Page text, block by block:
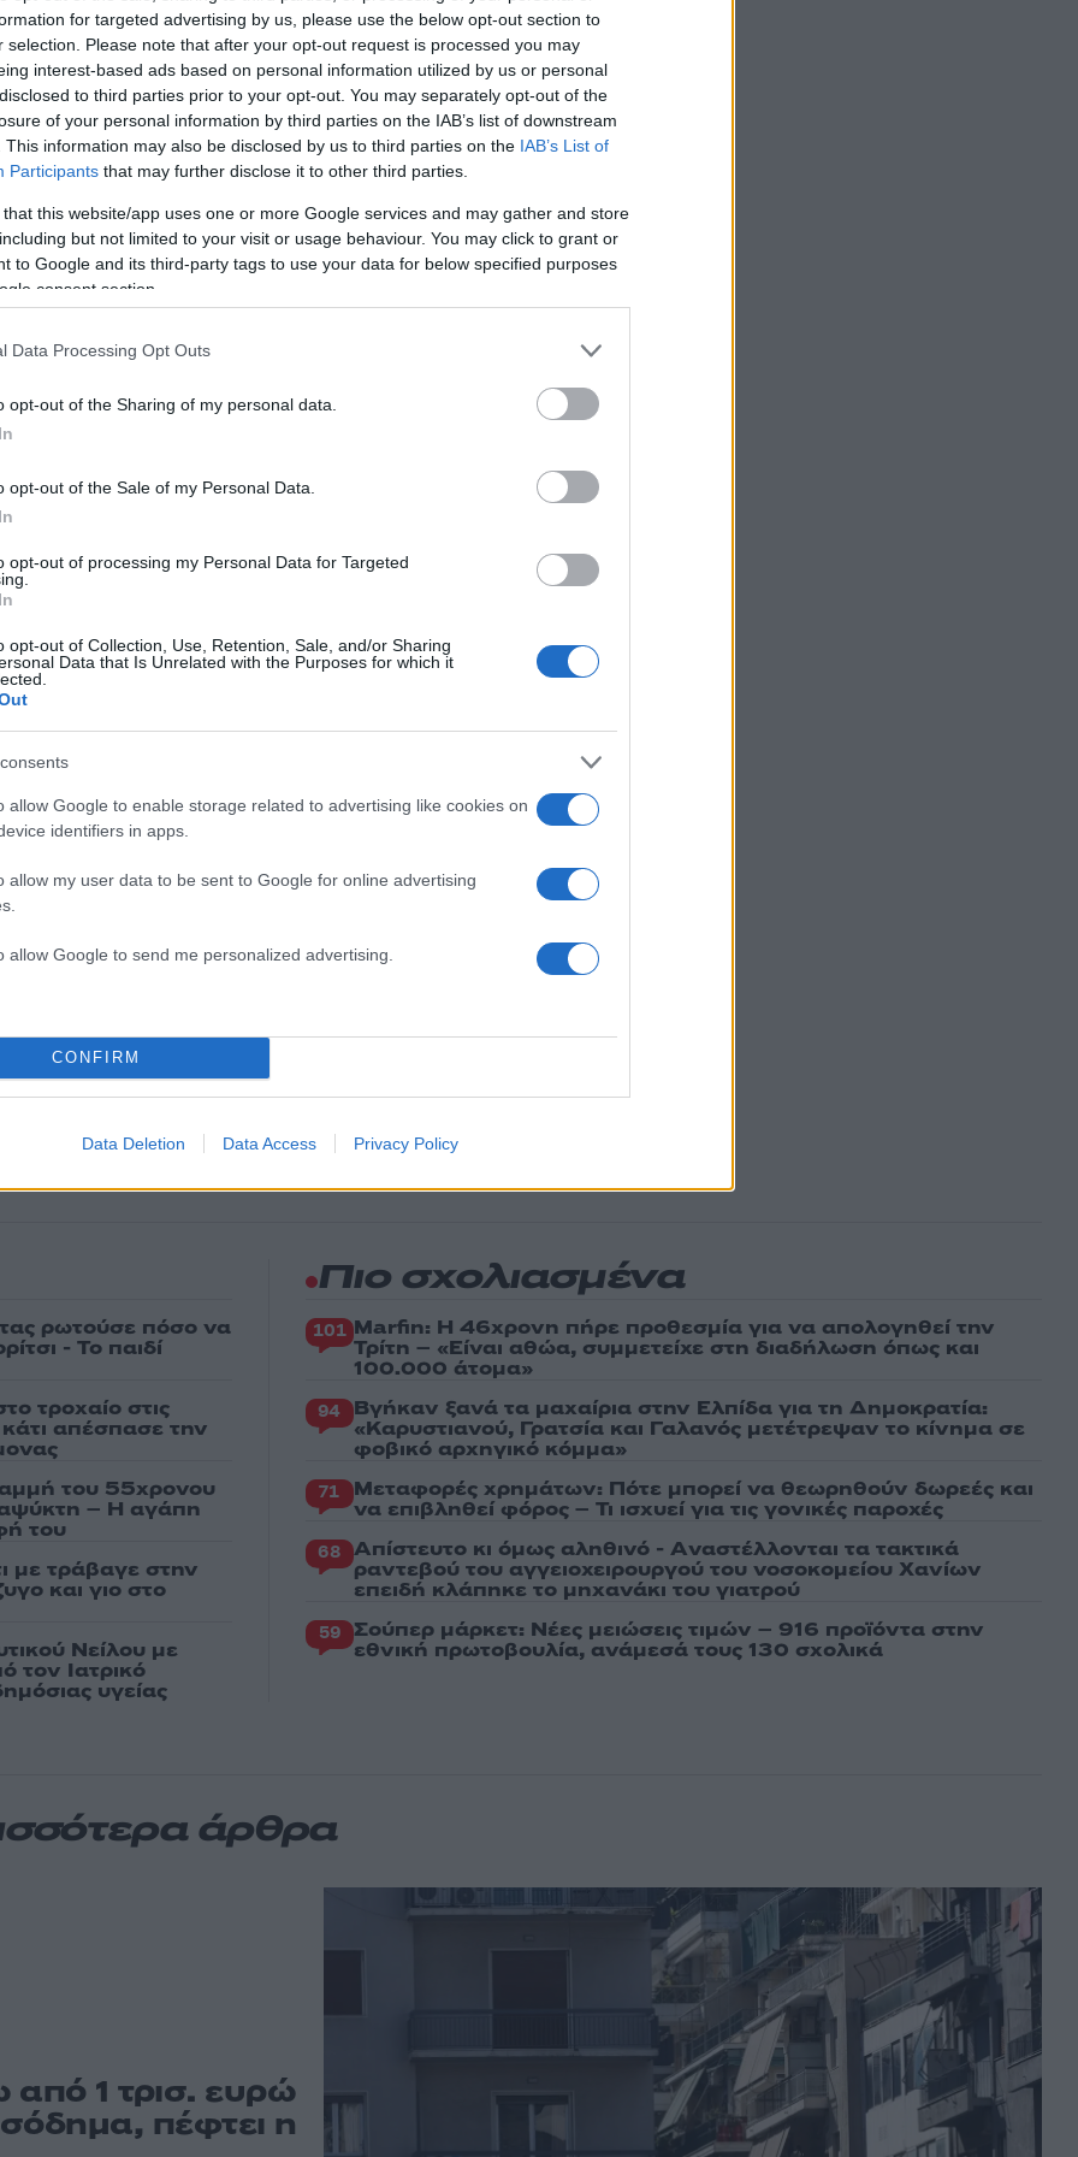
for targeted advertising by us, please use the below opt-out section to
selection. Please note that after your opt-out request is processed you may
interest-based ads based on personal information utilized by us or personal
to third parties prior to your opt-out. You may separately opt-out of the
of your personal information by third parties on the IAB’s list of downstream
This information may also be disclosed by us to third parties on the IAB’s List of
Participants that may further disclose it to other third parties.
that this website/app uses one or more Google services and may gather and store
but not limited to your visit or usage behaviour. You may click to grant or
to Google and its third-party tags to use your data for below specified purposes
consent section.
Data Processing Opt Outs
opt-out of the Sharing of my personal data.
opt-out of the Sale of my Personal Data.
opt-out of processing my Personal Data for Targeted
opt-out of Collection, Use, Retention, Sale, and/or Sharing
Data that Is Unrelated with the Purposes for which it
allow Google to enable storage related to advertising like cookies on
identifiers in apps.
allow my user data to be sent to Google for online advertising
allow Google to send me personalized advertising.
CONFIRM
Data Deletion Data Access Privacy Policy
Σχολίασε εδώ
Υποβολή σχολίου
από reCAPTCHA, ισχύουν Πολιτική Απορρήτου&Όροι Χρήσης
ΑΝΑΒΑΘΜΙΣΗ ΕΠΕΝΔΥΤΙΚΗ ΒΑΘΜΙΔΑ
το Νewsit.gr στοGoogle News
όλη την ειδησεογραφία και τατελευταία νέατης
ρωτούσε πόσο να
- Το παιδί
τροχαίο στις
απέσπασε την
του 55χρονου
– Η αγάπη
του
με τράβαγε στην
και γιο στο
Νείλου με
τον Ιατρικό
υγείας
Πιο σχολιασμένα
101 Marfin: Η 46χρονη πήρε προθεσμία για να απολογηθεί την
Τρίτη – «Είναι αθώα, συμμετείχε στη διαδήλωση όπως και
100.000 άτομα»
94 Βγήκαν ξανά τα μαχαίρια στην Ελπίδα για τη Δημοκρατία:
«Καρυστιανού, Γρατσία και Γαλανός μετέτρεψαν το κίνημα σε
φοβικό αρχηγικό κόμμα»
71 Μεταφορές χρημάτων: Πότε μπορεί να θεωρηθούν δωρεές και
να επιβληθεί φόρος – Τι ισχυεί για τις γονικές παροχές
68 Απίστευτο κι όμως αληθινό - Aναστέλλονται τα τακτικά
ραντεβού του αγγειοχειρουργού του νοσοκομείου Χανίων
επειδή κλάπηκε το μηχανάκι του γιατρού
59 Σούπερ μάρκετ: Νέες μειώσεις τιμών – 916 προϊόντα στην
εθνική πρωτοβουλία, ανάμεσά τους 130 σχολικά
άρθρα
από 1 τρισ. ευρώ
πέφτει η